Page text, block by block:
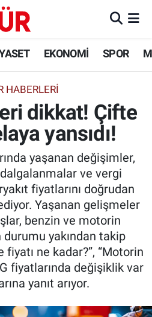
EKONOMİ SPOR
HABERLERI
dikkat! Çifte
yansıdı!
yaşanan değişimler,
ve vergi
fiyatlarını doğrudan
Yaşanan gelişmeler
benzin ve motorin
yakından takip
ne kadar?”, “Motorin
fiyatlarında değişiklik var
yanıt arıyor.
Haritası
ve Fikstür